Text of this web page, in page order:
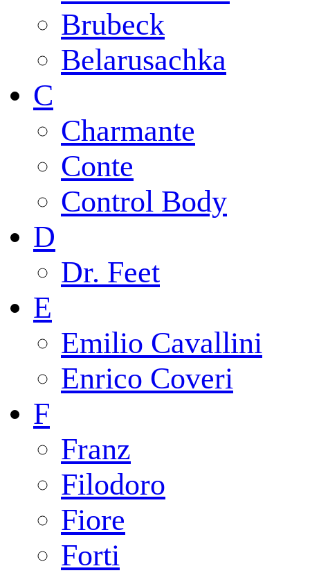
Brubeck
Belarusachka
C
Charmante
Conte
Control Body
D
Dr. Feet
E
Emilio Cavallini
Enrico Coveri
F
Franz
Filodoro
Fiore
Forti